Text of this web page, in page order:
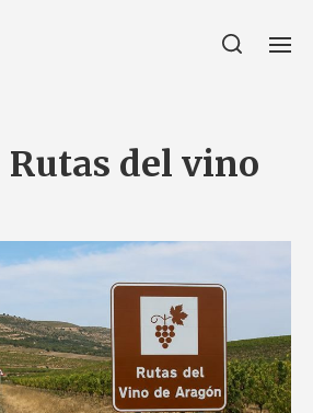
Rutas del vino